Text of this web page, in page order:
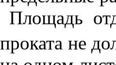
Площадь
проката не